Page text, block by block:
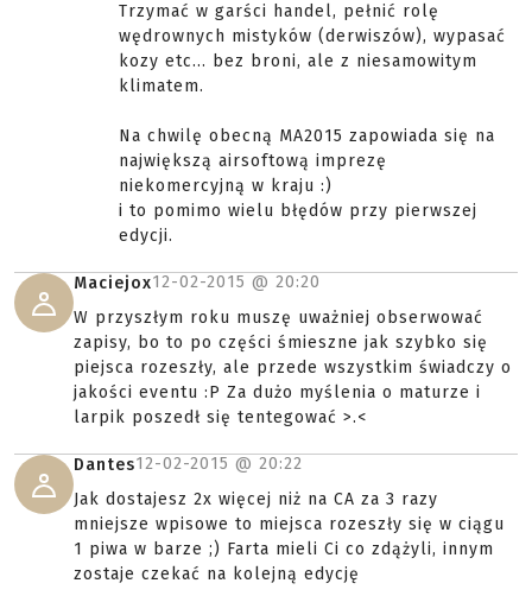
Trzymać w garści handel, pełnić rolę
wędrownych mistyków (derwiszów), wypasać
kozy etc... bez broni, ale z niesamowitym
klimatem.
Na chwilę obecną MA2015 zapowiada się na
największą airsoftową imprezę
niekomercyjną w kraju :)
i to pomimo wielu błędów przy pierwszej
edycji.
Maciejox12-02-2015 @ 20:20
W przyszłym roku muszę uważniej obserwować
zapisy, bo to po części śmieszne jak szybko się
piejsca rozeszły, ale przede wszystkim świadczy o
jakości eventu :P Za dużo myślenia o maturze i
larpik poszedł się tentegować >.<
Dantes12-02-2015 @ 20:22
Jak dostajesz 2x więcej niż na CA za 3 razy
mniejsze wpisowe to miejsca rozeszły się w ciągu
1 piwa w barze ;) Farta mieli Ci co zdążyli, innym
zostaje czekać na kolejną edycję